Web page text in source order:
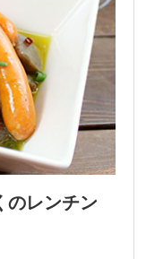
のレンチン